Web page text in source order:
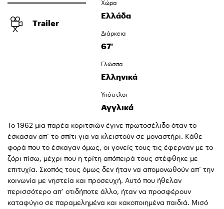
Trailer
Χώρα
Ελλάδα
Διάρκεια
67'
Γλώσσα
Ελληνικά
Υπότιτλοι
Αγγλικά
Το 1962 μια παρέα κοριτσιών έγινε πρωτοσέλιδο όταν το
έσκασαν απ’ το σπίτι για να κλειστούν σε μοναστήρι. Κάθε
φορά που το έσκαγαν όμως, οι γονείς τους τις έφερναν με το
ζόρι πίσω, μέχρι που η τρίτη απόπειρά τους στέφθηκε με
επιτυχία. Σκοπός τους όμως δεν ήταν να απομονωθούν απ’ την
κοινωνία με νηστεία και προσευχή. Αυτό που ήθελαν
περισσότερο απ’ οτιδήποτε άλλο, ήταν να προσφέρουν
καταφύγιο σε παραμελημένα και κακοποιημένα παιδιά. Μισό